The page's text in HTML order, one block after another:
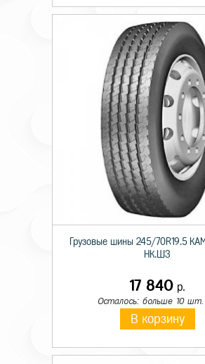
Грузовые шины 245/70R19.5
НК.ШЗ
17 840 р.
Осталось: больше 10 шт.
В корзину